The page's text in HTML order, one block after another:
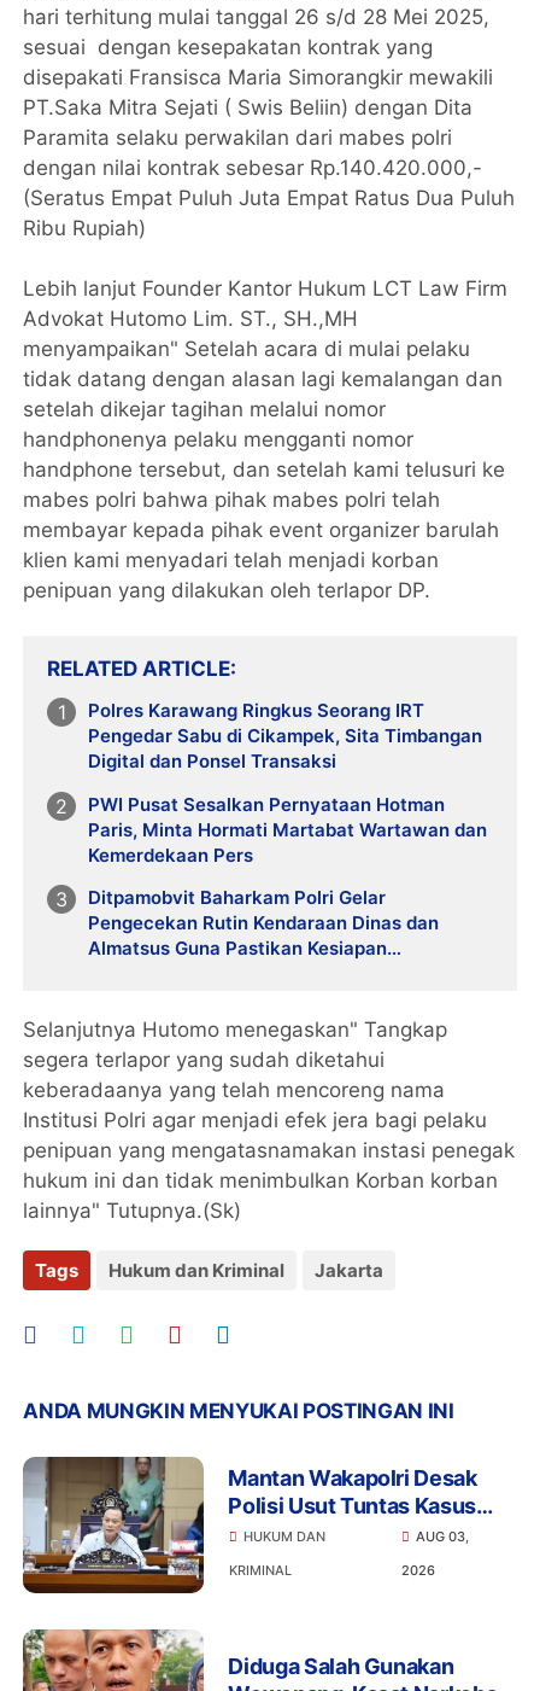
hari terhitung mulai tanggal 26 s/d 28 Mei 2025,
sesuai dengan kesepakatan kontrak yang
disepakati Fransisca Maria Simorangkir mewakili
PT.Saka Mitra Sejati ( Swis Beliin) dengan Dita
Paramita selaku perwakilan dari mabes polri
dengan nilai kontrak sebesar Rp.140.420.000,-
(Seratus Empat Puluh Juta Empat Ratus Dua Puluh
Ribu Rupiah)
Lebih lanjut Founder Kantor Hukum LCT Law Firm
Advokat Hutomo Lim. ST., SH.,MH
menyampaikan" Setelah acara di mulai pelaku
tidak datang dengan alasan lagi kemalangan dan
setelah dikejar tagihan melalui nomor
handphonenya pelaku mengganti nomor
handphone tersebut, dan setelah kami telusuri ke
mabes polri bahwa pihak mabes polri telah
membayar kepada pihak event organizer barulah
klien kami menyadari telah menjadi korban
penipuan yang dilakukan oleh terlapor DP.
RELATED ARTICLE
Polres Karawang Ringkus Seorang IRT
Pengedar Sabu di Cikampek, Sita Timbangan
Digital dan Ponsel Transaksi
PWI Pusat Sesalkan Pernyataan Hotman
Paris, Minta Hormati Martabat Wartawan dan
Kemerdekaan Pers
Ditpamobvit Baharkam Polri Gelar
Pengecekan Rutin Kendaraan Dinas dan
Almatsus Guna Pastikan Kesiapan
Selanjutnya Hutomo menegaskan" Tangkap
segera terlapor yang sudah diketahui
keberadaanya yang telah mencoreng nama
Institusi Polri agar menjadi efek jera bagi pelaku
penipuan yang mengatasnamakan instasi penegak
hukum ini dan tidak menimbulkan Korban korban
lainnya" Tutupnya.(Sk)
Tags Hukum dan Kriminal Jakarta
ANDA MUNGKIN MENYUKAI POSTINGAN INI
Mantan Wakapolri Desak
Polisi Usut Tuntas Kasus
Bigmo Ajak Anak di Bawah
Umur Promosikan Vape
HUKUM DAN
KRIMINAL
AUG 03,
2026
Diduga Salah Gunakan